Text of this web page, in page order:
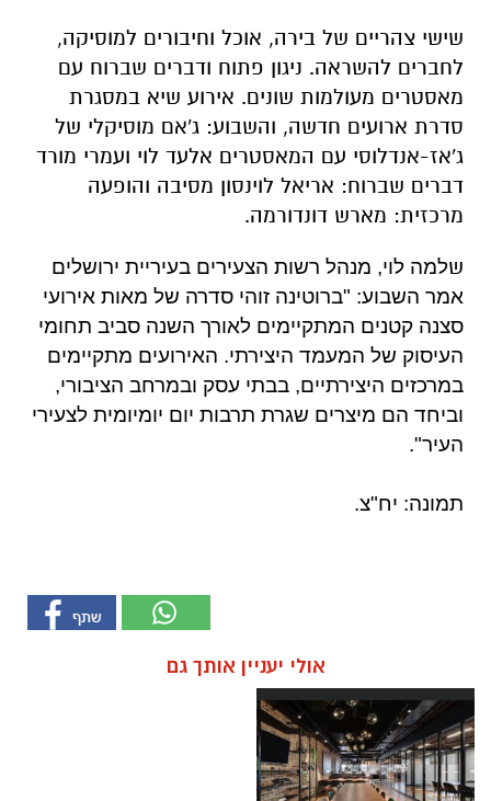
שישי צהריים של בירה, אוכל וחיבורים למוסיקה,
לחברים להשראה. ניגון פתוח ודברים שברוח עם
מאסטרים מעולמות שונים. אירוע שיא במסגרת
סדרת ארועים חדשה, והשבוע: ג'אם מוסיקלי של
ג'אז-אנדלוסי עם המאסטרים אלעד לוי ועמרי מורד
דברים שברוח: אריאל לוינסון מסיבה והופעה
מרכזית: מארש דונדורמה.
שלמה לוי, מנהל רשות הצעירים בעיריית ירושלים
אמר השבוע: "ברוטינה זוהי סדרה של מאות אירועי
סצנה קטנים המתקיימים לאורך השנה סביב תחומי
העיסוק של המעמד היצירתי. האירועים מתקיימים
במרכזים היצירתיים, בבתי עסק ובמרחב הציבורי,
וביחד הם מיצרים שגרת תרבות יום יומיומית לצעירי
העיר".
תמונה: יח"צ.
אולי יעניין אותך גם